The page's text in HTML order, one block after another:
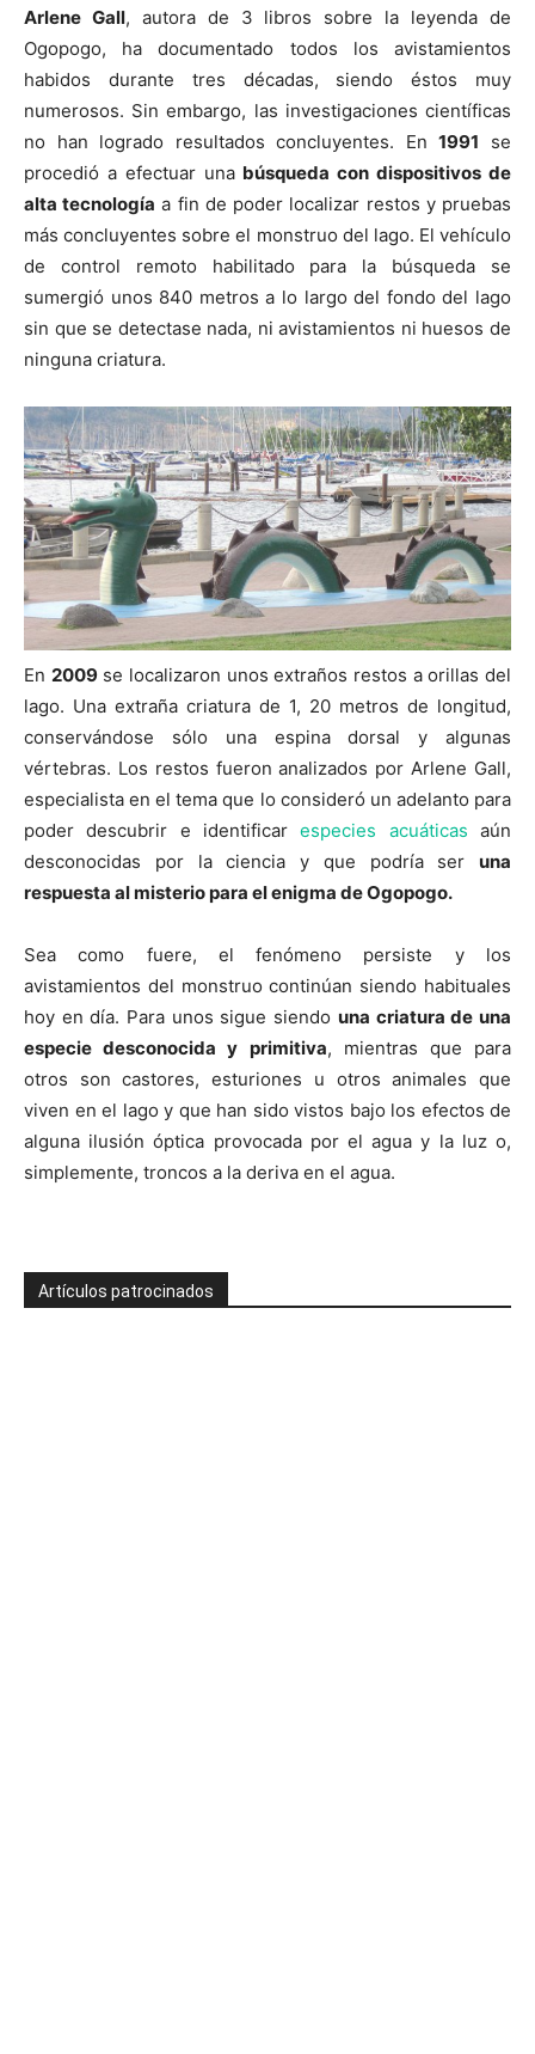
Arlene Gall, autora de 3 libros sobre la leyenda de
Ogopogo, ha documentado todos los avistamientos
habidos durante tres décadas, siendo éstos muy
numerosos. Sin embargo, las investigaciones científicas
no han logrado resultados concluyentes. En1991 se
procedió a efectuar una búsqueda con dispositivos de
alta tecnología a fin de poder localizar restos y pruebas
más concluyentes sobre el monstruo del lago. El vehículo
de control remoto habilitado para la búsqueda se
sumergió unos 840 metros a lo largo del fondo del lago
sin que se detectase nada, ni avistamientos ni huesos de
ninguna criatura.
En 2009se localizaron unos extraños restos a orillas del
lago. Una extraña criatura de 1, 20 metros de longitud,
conservándose sólo una espina dorsal y algunas
vértebras. Los restos fueron analizados por Arlene Gall,
especialista en el tema que lo consideró un adelanto para
poder descubrir e identificar especies acuáticas aún
desconocidas por la ciencia y que podría ser una
respuesta al misterio para el enigma de Ogopogo.
Sea como fuere, el fenómeno persiste y los
avistamientos del monstruo continúan siendo habituales
hoy en día. Para unos sigue siendo una criatura de una
especie desconocida y primitiva, mientras que para
otros son castores, esturiones u otros animales que
viven en el lago y que han sido vistos bajo los efectos de
alguna ilusión óptica provocada por el agua y la luz o,
simplemente, troncos a la deriva en el agua.
Artículos patrocinados